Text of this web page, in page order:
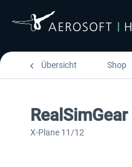
Übersicht Shop
X-Plane 11/12